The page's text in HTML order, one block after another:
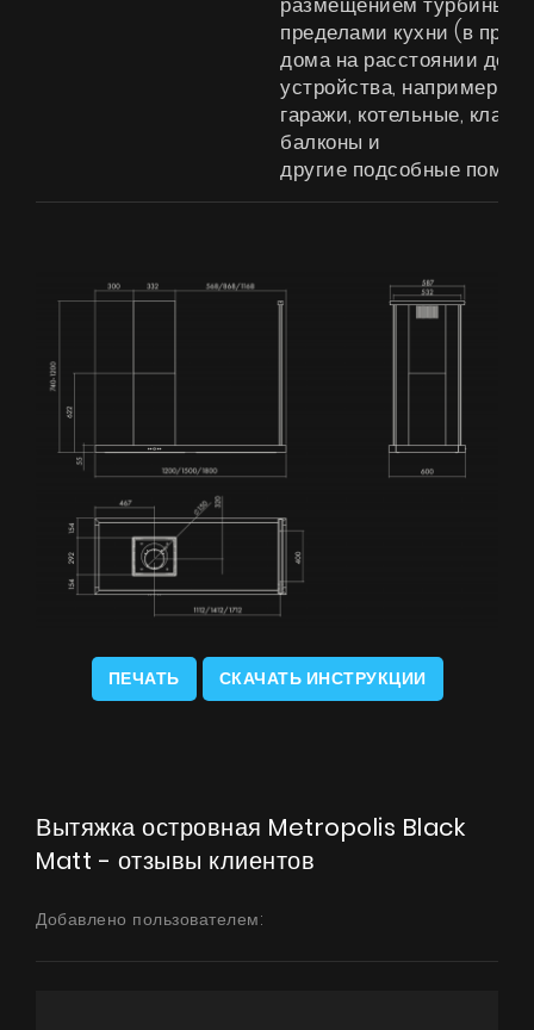
Галерея
Акции
Сотрудничество
Контакты
пределами кухни (в
дома на расстоянии до 4
устройства, например
гаражи, котельные,
балконы и
другие подсобные
ПЕЧАТЬ СКАЧАТЬ ИНСТРУКЦИИ
Вытяжка островная Metropolis Black
Matt - отзывы клиентов
Добавлено пользователем: